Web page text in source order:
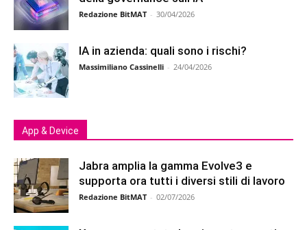
Redazione BitMAT - 30/04/2026
IA in azienda: quali sono i rischi?
Massimiliano Cassinelli - 24/04/2026
App & Device
Jabra amplia la gamma Evolve3 e
supporta ora tutti i diversi stili di lavoro
Redazione BitMAT - 02/07/2026